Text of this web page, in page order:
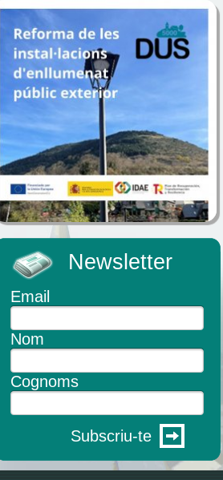
Newsletter
Email
Nom
Cognoms
Subscriu-te